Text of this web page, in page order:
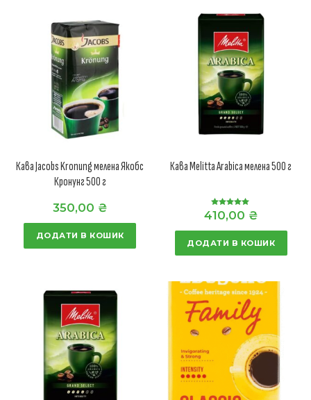
Кава Jacobs Kronung мелена Якобс
Кронунг 500 г
350,00 ₴
ДОДАТИ В КОШИК
Кава Melitta Arabica мелена 500 г
Оцінено в
5.00
410,00 ₴
ДОДАТИ В КОШИК